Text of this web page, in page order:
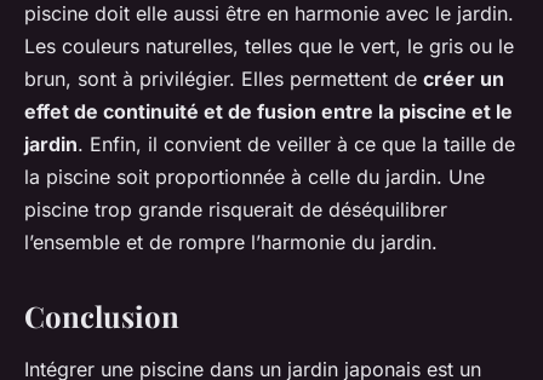
piscine doit elle aussi être en harmonie avec le jardin.
Les couleurs naturelles, telles que le vert, le gris ou le
brun, sont à privilégier. Elles permettent de créer un
effet de continuité et de fusion entre la piscine et le
jardin. Enfin, il convient de veiller à ce que la taille de
la piscine soit proportionnée à celle du jardin. Une
piscine trop grande risquerait de déséquilibrer
l’ensemble et de rompre l’harmonie du jardin.
Conclusion
Intégrer une piscine dans un jardin japonais est un